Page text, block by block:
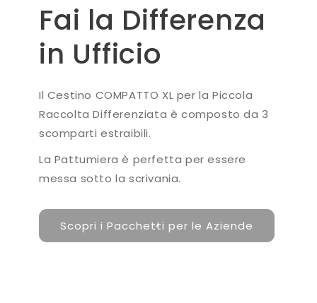
Fai la Differenza
in Ufficio
Il Cestino COMPATTO XL per la Piccola
Raccolta Differenziata è composto da 3
scomparti estraibili.
La Pattumiera è perfetta per essere
messa sotto la scrivania.
Scopri i Pacchetti per le Aziende